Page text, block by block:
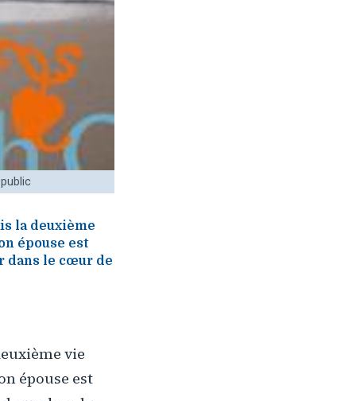
la deuxième
épouse est
dans le cœur de
vie
épouse est